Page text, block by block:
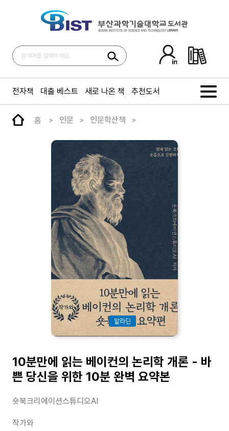
전자책 대출 베스트 새로 나온 책 추천도서
홈 인문 인문학산책
알라딘
10분만에 읽는 베이컨의 논리학 개론 - 바
쁜 당신을 위한 10분 완벽 요약본
숏북크리에이션스튜디오AI
작가와